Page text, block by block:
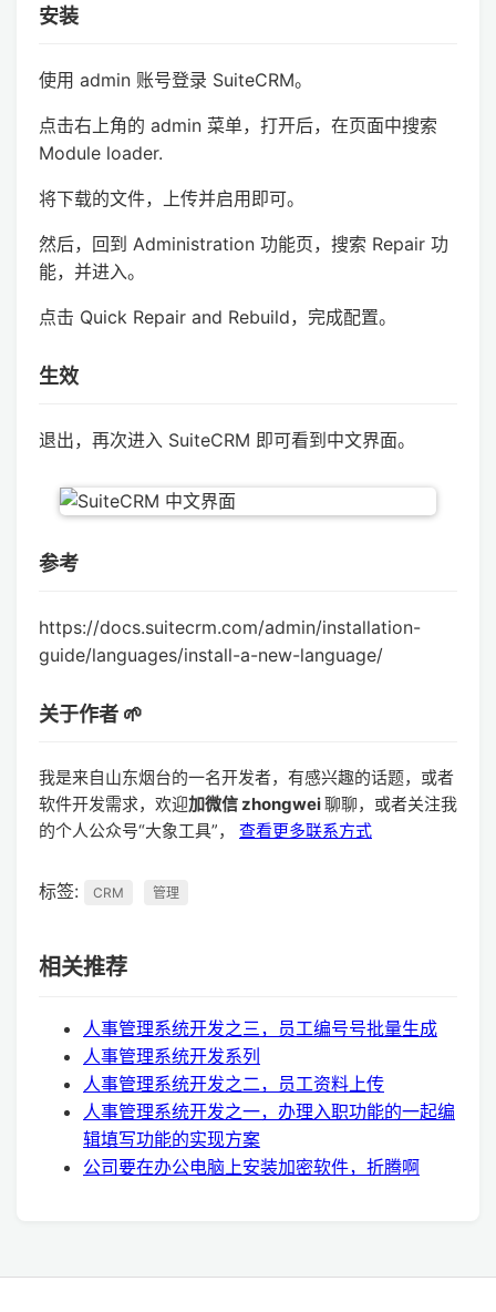
安装
使用 admin 账号登录 SuiteCRM。
点击右上角的 admin 菜单，打开后，在页面中搜索
Module loader.
将下载的文件，上传并启用即可。
然后，回到 Administration 功能页，搜索 Repair 功
能，并进入。
点击 Quick Repair and Rebuild，完成配置。
生效
退出，再次进入 SuiteCRM 即可看到中文界面。
参考
https://docs.suitecrm.com/admin/installation-
guide/languages/install-a-new-language/
关于作者 🌱
我是来自山东烟台的一名开发者，有感兴趣的话题，或者
软件开发需求，欢迎加微信 zhongwei聊聊，或者关注我
的个人公众号“大象工具”， 查看更多联系方式
标签: CRM 管理
相关推荐
人事管理系统开发之三，员工编号号批量生成
人事管理系统开发系列
人事管理系统开发之二，员工资料上传
人事管理系统开发之一，办理入职功能的一起编
辑填写功能的实现方案
公司要在办公电脑上安装加密软件，折腾啊